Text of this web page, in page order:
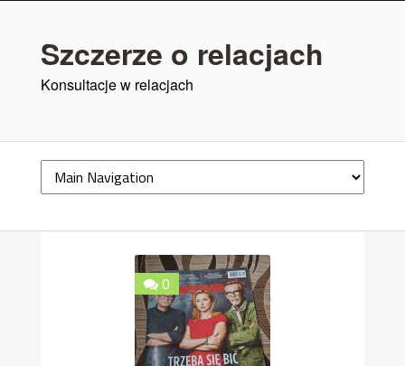
Szczerze o relacjach
Konsultacje w relacjach
0